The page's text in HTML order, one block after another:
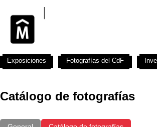
Catálogo de fotografías
Exposiciones Fotografías del CdF